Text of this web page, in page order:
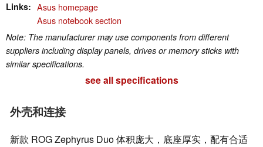
Links
Asus homepage
Asus notebook section
Note: The manufacturer may use components from different
suppliers including display panels, drives or memory sticks with
similar specifications.
see all specifications
外壳和连接
新款 ROG Zephyrus Duo 体积庞大，底座厚实，配有合适